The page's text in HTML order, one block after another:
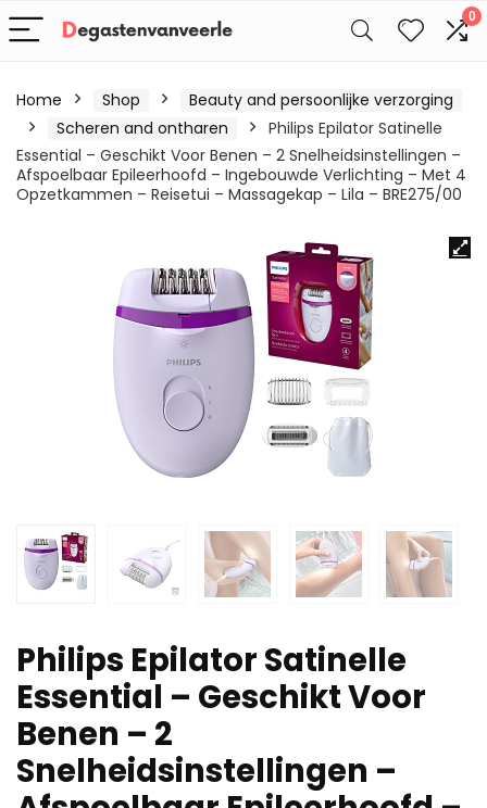
0
Home Shop
Beauty and persoonlijke verzorging
Scheren and ontharen
Philips Epilator Satinelle
Essential – Geschikt Voor Benen – 2 Snelheidsinstellingen –
Afspoelbaar Epileerhoofd – Ingebouwde Verlichting – Met 4
Opzetkammen – Reisetui – Massagekap – Lila – BRE275/00
Philips Epilator Satinelle
Essential – Geschikt Voor
Benen – 2
Snelheidsinstellingen –